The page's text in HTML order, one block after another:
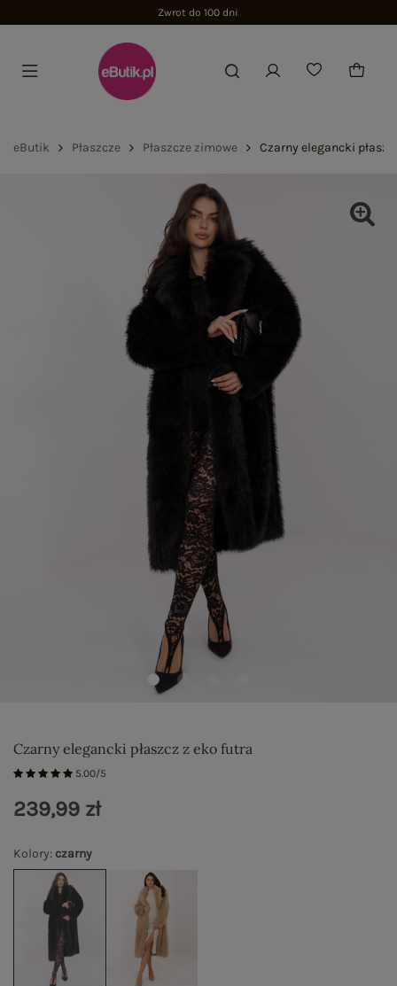
Zwrot do 100 dni
eButik Płaszcze Płaszcze zimowe Czarny elegancki
Czarny elegancki płaszcz z eko futra
5.00/5
Kolory: czarny
239,99 zł